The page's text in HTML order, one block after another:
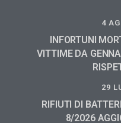
4
INFORTUNI
VITTIME DA
29
RIFIUTI DI
8/2026